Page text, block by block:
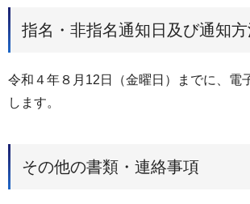
指名・非指名通知日及び通知
令和４年８月12日（金曜日）までに、電
します。
その他の書類・連絡事項